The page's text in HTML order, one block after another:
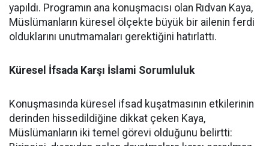
yapıldı. Programın ana konuşmacısı olan Rıdvan Kaya,
Müslümanların küresel ölçekte büyük bir ailenin ferdi
olduklarını unutmamaları gerektiğini hatırlattı.
Küresel İfsada Karşı İslami Sorumluluk
Konuşmasında küresel ifsad kuşatmasının etkilerinin
derinden hissedildiğine dikkat çeken Kaya,
Müslümanların iki temel görevi olduğunu belirtti: